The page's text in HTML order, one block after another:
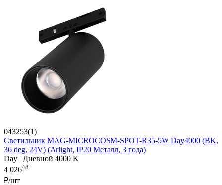
043253(1)
Светильник MAG-MICROCOSM-SPOT-R35-5W Day4000 (BK,
36 deg, 24V) (Arlight, IP20 Металл, 3 года)
Day | Дневной 4000 K
4 02648
₽/шт